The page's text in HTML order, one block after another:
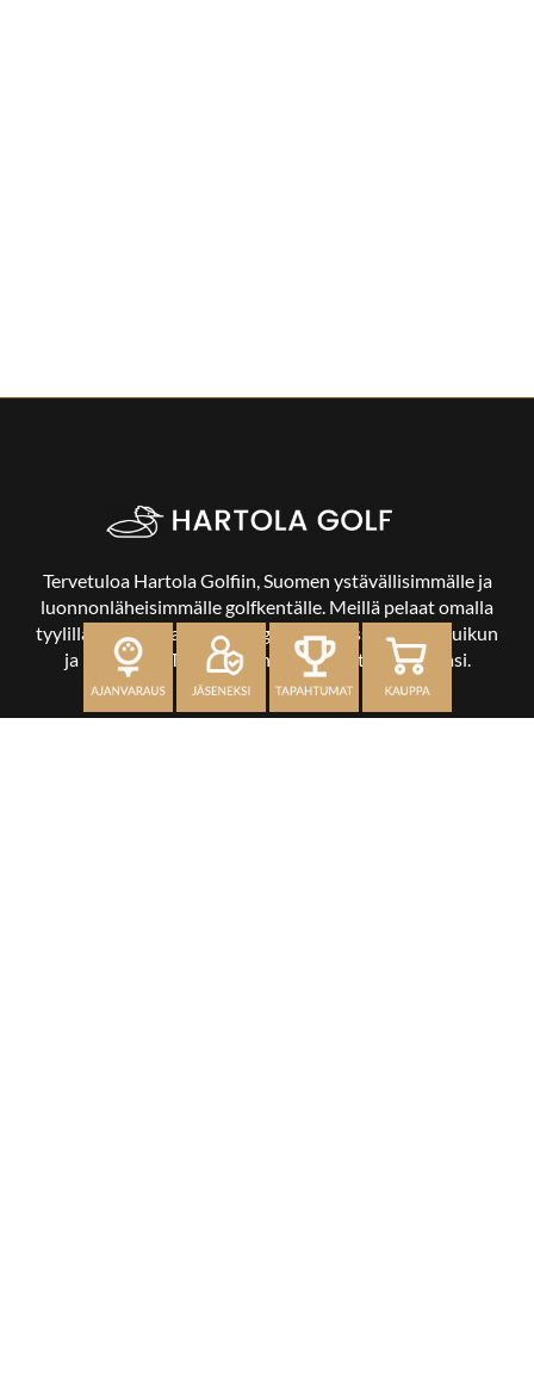
Tervetuloa Hartola Golfiin, Suomen ystävällisimmälle ja
luonnonläheisimmälle golfkentälle. Meillä pelaat omalla
tyylilläsi ja tasollasi – ja bongaat halutessasi vaikka uikun
ja kuikankin. Tärkeintä on, että nautit vierailustasi.